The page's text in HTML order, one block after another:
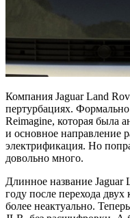
Компания Jaguar Land
пертурбациях.
Reimagine, которая была
и основное направление
электрификация. Но
довольно много.
Длинное название Jaguar
году после перехода
более неактуально.